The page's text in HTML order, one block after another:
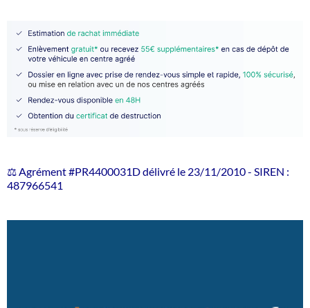
⚖️ Agrément #PR4400031D délivré le 23/11/2010 - SIREN :
487966541